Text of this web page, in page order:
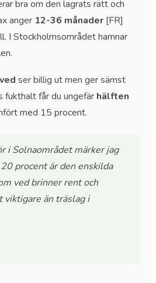
bra om den lagrats rätt och
anger 12-36 månader [FR]
I Stockholmsområdet hamnar
ser billig ut men ger sämst
fukthalt får du ungefär hälften
med 15 procent.
i Solnaområdet märker jag
procent är den enskilda
ved brinner rent och
än träslag i